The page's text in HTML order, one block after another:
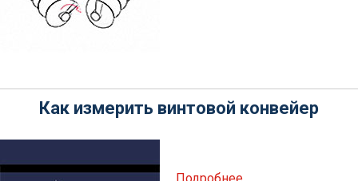
Как измерить винтовой конвейер